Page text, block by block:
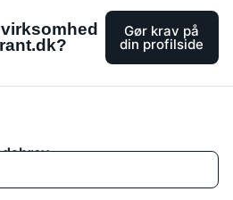
Gør krav på
din profilside